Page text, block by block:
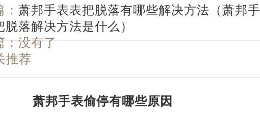
萧邦手表表把脱落有哪些解决方法（萧邦手
脱落解决方法是什么）
：没有了
推荐
萧邦手表偷停有哪些原因